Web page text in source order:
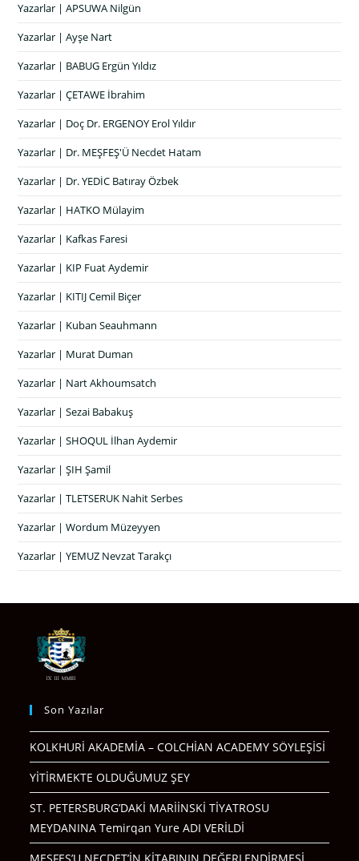
Yazarlar | APSUWA Nilgün
Yazarlar | Ayşe Nart
Yazarlar | BABUG Ergün Yıldız
Yazarlar | ÇETAWE İbrahim
Yazarlar | Doç Dr. ERGENOY Erol Yıldır
Yazarlar | Dr. MEŞFEŞ'Ü Necdet Hatam
Yazarlar | Dr. YEDİC Batıray Özbek
Yazarlar | HATKO Mülayim
Yazarlar | Kafkas Faresi
Yazarlar | KIP Fuat Aydemir
Yazarlar | KITIJ Cemil Biçer
Yazarlar | Kuban Seauhmann
Yazarlar | Murat Duman
Yazarlar | Nart Akhoumsatch
Yazarlar | Sezai Babakuş
Yazarlar | SHOQUL İlhan Aydemir
Yazarlar | ŞIH Şamil
Yazarlar | TLETSERUK Nahit Serbes
Yazarlar | Wordum Müzeyyen
Yazarlar | YEMUZ Nevzat Tarakçı
Son Yazılar
KOLKHURİ AKADEMİA – COLCHİAN ACADEMY SÖYLEŞİSİ
YİTİRMEKTE OLDUĞUMUZ ŞEY
ST. PETERSBURG’DAKİ MARİİNSKİ TİYATROSU
MEYDANINA Temirqan Yure ADI VERİLDİ